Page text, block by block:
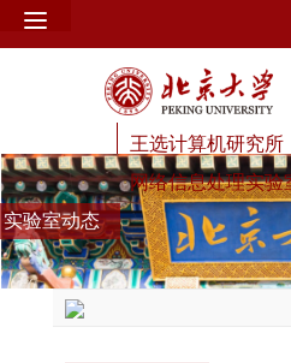
王选计算机研究所
网络信息处理实验
实验室动态